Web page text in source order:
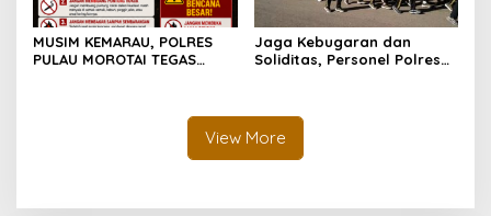
MUSIM KEMARAU, POLRES
PULAU MOROTAI TEGAS
Jaga Kebugaran dan
Soliditas, Personel Polres
View More